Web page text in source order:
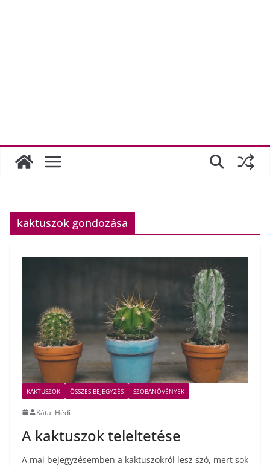
kaktuszok gondozása
KAKTUSZOK ÖSSZES BEJEGYZÉS SZOBANÖVÉNYEK
Kátai Hédi
A kaktuszok teleltetése
A mai bejegyzésemben a kaktuszokról lesz szó, mert sok